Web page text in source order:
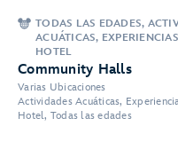
TODAS LAS EDADES,
ACUÁTICAS,
HOTEL
Community Halls
Varias Ubicaciones
Actividades Acuáticas,
Hotel, Todas las edades